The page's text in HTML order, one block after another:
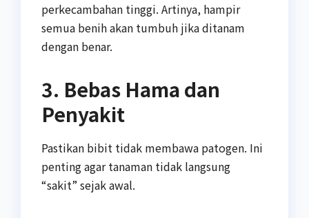
perkecambahan tinggi. Artinya, hampir
semua benih akan tumbuh jika ditanam
dengan benar.
3. Bebas Hama dan
Penyakit
Pastikan bibit tidak membawa patogen. Ini
penting agar tanaman tidak langsung
“sakit” sejak awal.